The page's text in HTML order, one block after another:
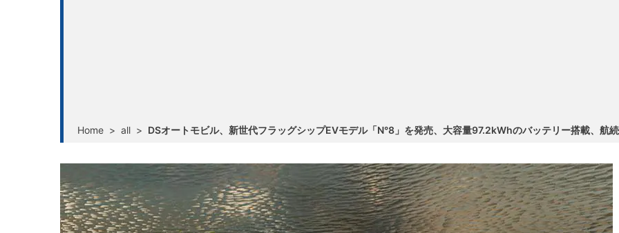
Home > all > DSオートモビル、新世代フラッグシップEVモデル「N°8」を発売、大容量97.2kWhのバッテリー搭載、航